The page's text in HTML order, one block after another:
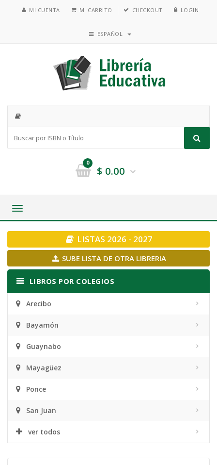
MI CUENTA MI CARRITO CHECKOUT LOGIN
ESPAÑOL
0
$ 0.00
Toggle
LISTAS 2026 - 2027
SUBE LISTA DE OTRA LIBRERIA
LIBROS POR COLEGIOS
Arecibo
Bayamón
Guaynabo
Mayagüez
Ponce
San Juan
ver todos